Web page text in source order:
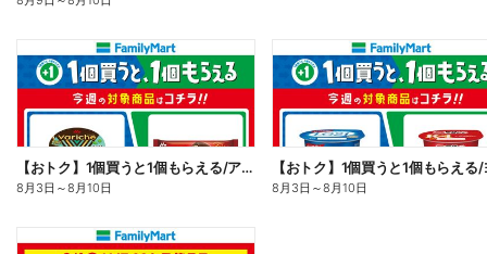
【おトク】1個買うと1個もらえる/アイス
8月3日 ～8月10日 8月3日 ～8月10日